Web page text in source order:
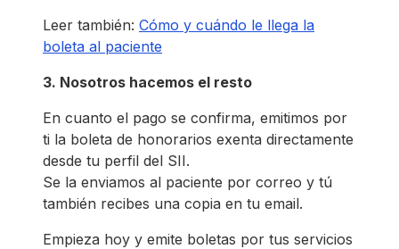
Leer también: Cómo y cuándo le llega la
boleta al paciente
3. Nosotros hacemos el resto
En cuanto el pago se confirma, emitimos por
ti la boleta de honorarios exenta directamente
desde tu perfil del SII.
Se la enviamos al paciente por correo y tú
también recibes una copia en tu email.
Empieza hoy y emite boletas por tus servicios